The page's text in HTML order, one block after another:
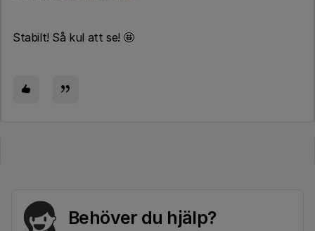
Stabilt! Så kul att se! 🤩
Behöver du hjälp?